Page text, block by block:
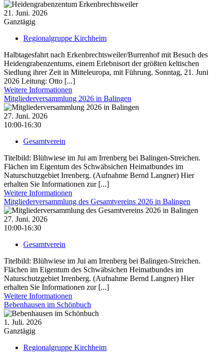
21. Juni. 2026
Ganztägig
Regionalgruppe Kirchheim
Halbtagesfahrt nach Erkenbrechtsweiler/Burrenhof mit Besuch des
Heidengrabenzentums, einem Erleb­nisort der größten keltischen
Siedlung ihrer Zeit in Mitteleuropa, mit Führung. Sonntag, 21. Juni
2026 Leitung: Otto [...]
Weitere Informationen
Mitgliederversammlung 2026 in Balingen
27. Juni. 2026
10:00-16:30
Gesamtverein
Titelbild: Blühwiese im Jui am Irrenberg bei Balingen-Streichen.
Flächen im Eigentum des Schwäbsichen Heimatbundes im
Naturschutzgebiet Irrenberg. (Aufnahme Bernd Langner) Hier
erhalten Sie Informationen zur [...]
Weitere Informationen
Mitgliederversammlung des Gesamtvereins 2026 in Balingen
27. Juni. 2026
10:00-16:30
Gesamtverein
Titelbild: Blühwiese im Jui am Irrenberg bei Balingen-Streichen.
Flächen im Eigentum des Schwäbsichen Heimatbundes im
Naturschutzgebiet Irrenberg. (Aufnahme Bernd Langner) Hier
erhalten Sie Informationen zur [...]
Weitere Informationen
Bebenhausen im Schönbuch
1. Juli. 2026
Ganztägig
Regionalgruppe Kirchheim